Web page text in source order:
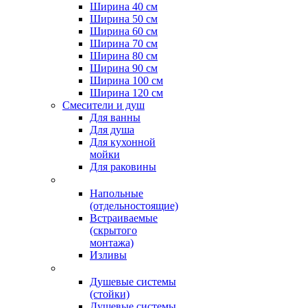
Ширина 40 см
Ширина 50 см
Ширина 60 см
Ширина 70 см
Ширина 80 см
Ширина 90 см
Ширина 100 см
Ширина 120 см
Смесители и душ
Для ванны
Для душа
Для кухонной
мойки
Для раковины
Напольные
(отдельностоящие)
Встраиваемые
(скрытого
монтажа)
Изливы
Душевые системы
(стойки)